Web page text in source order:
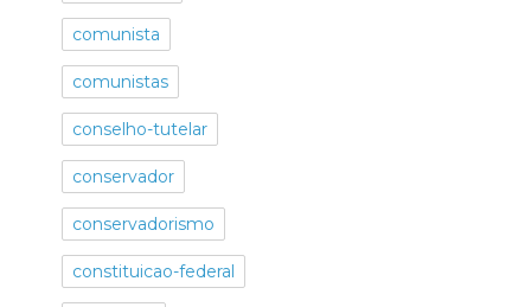
comunista
comunistas
conselho-tutelar
conservador
conservadorismo
constituicao-federal